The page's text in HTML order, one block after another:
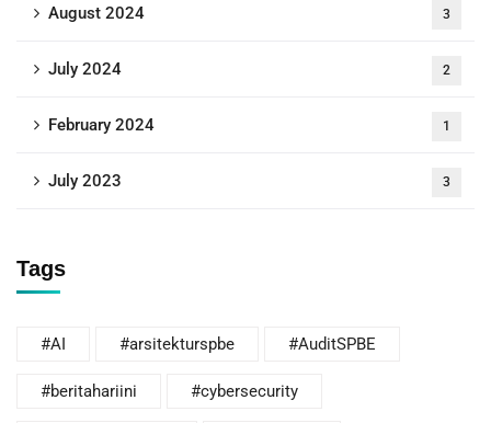
August 2024 3
July 2024 2
February 2024 1
July 2023 3
Tags
#AI #arsitekturspbe #AuditSPBE
#beritahariini #cybersecurity